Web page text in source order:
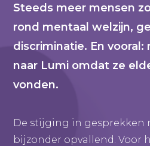
Steeds meer mensen
rond mentaal welzijn,
discriminatie. En
naar Lumi omdat ze
vonden.
De stijging in gesprekken
bijzonder opvallend. Voor